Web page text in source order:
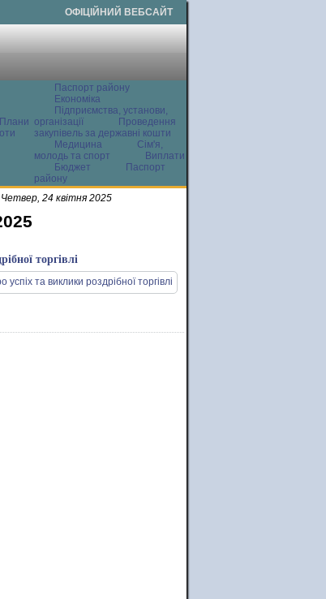
ОФІЦІЙНИЙ ВЕБСАЙТ
Плани
Паспорт району
Економіка
Підприємства, установи,
організації
Проведення
закупівель за державні кошти
Медицина
Сім'я,
молодь та спорт
Виплати
Бюджет
Паспорт
району
24 квітня 2025
торгівлі